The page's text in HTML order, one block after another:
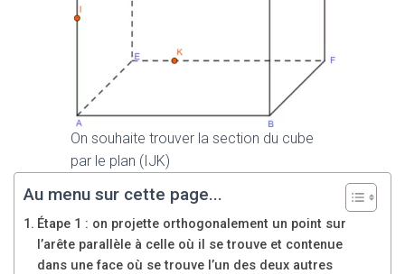
On souhaite trouver la section du cube
par le plan (IJK)
Au menu sur cette page...
Étape 1 : on projette orthogonalement un point sur
l’arête parallèle à celle où il se trouve et contenue
dans une face où se trouve l’un des deux autres